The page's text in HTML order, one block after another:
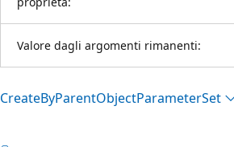
Valore dagli argomenti rimanenti:
CreateByParentObjectParameterSet